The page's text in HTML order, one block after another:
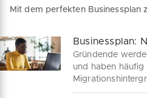
Mit dem perfekten Businessplan
Gründende
und haben häufig
Ergebnis des